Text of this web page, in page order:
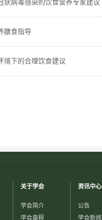
状病毒感染的饮食营养专家建议
膳食指导
境下的合理饮食建议
关于学会
学会简介
学会章程
资讯中心
公告
学会新闻